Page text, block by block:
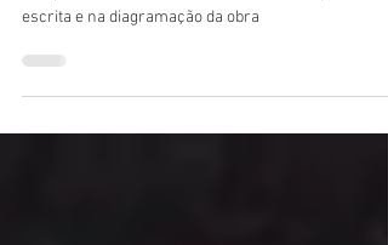
Livro não consegue avançar na discussão em
comparação com outros livros, mas tem qualidade